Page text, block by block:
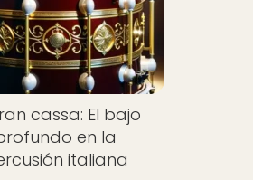
cassa: El bajo
en la
italiana